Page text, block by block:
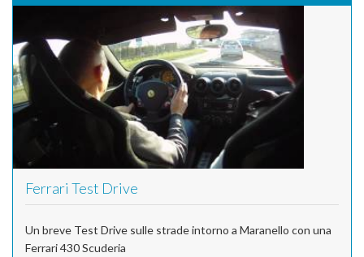
Ferrari Test Drive
Un breve Test Drive sulle strade intorno a Maranello con una
Ferrari 430 Scuderia